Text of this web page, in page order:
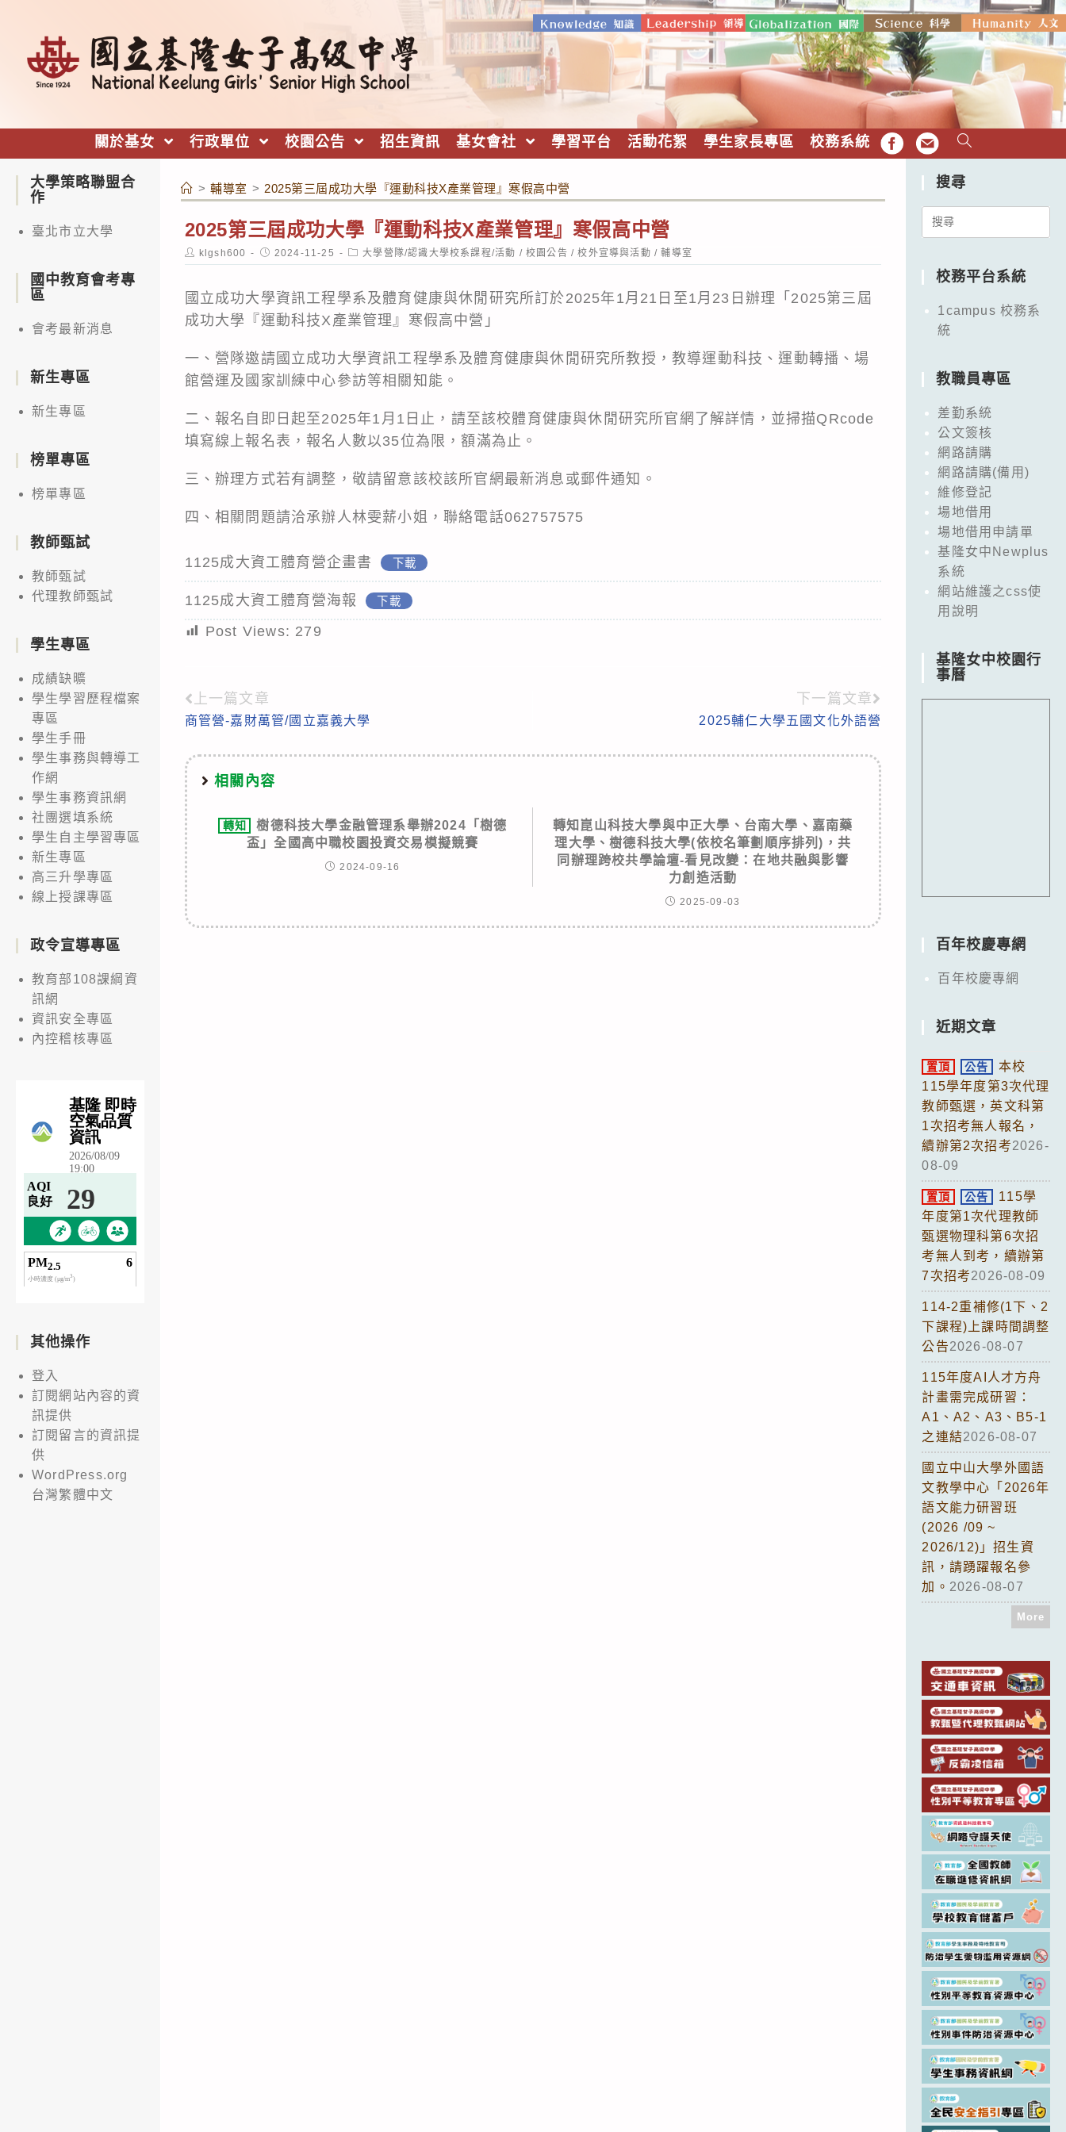
關於基女 行政單位 校園公告 招生資訊 基女會社 學習平台 活動花絮 學生家長專區 校務系統 FB EMAIL
> 輔導室 > 2025第三屆成功大學『運動科技X產業管理』寒假高中營
2025第三屆成功大學『運動科技X產業管理』寒假高中營
Post
author:
klgsh600
Post
published:
2024-11-25
Post
category:
大學營隊/認識大學校系課程/活動 / 校園公告 / 校外宣導與活動 / 輔導室
國立成功大學資訊工程學系及體育健康與休閒研究所訂於2025年1月21日至1月23日辦理「2025第三屆
成功大學『運動科技X產業管理』寒假高中營」
一、營隊邀請國立成功大學資訊工程學系及體育健康與休閒研究所教授，教導運動科技、運動轉播、場
館營運及國家訓練中心參訪等相關知能。
二、報名自即日起至2025年1月1日止，請至該校體育健康與休閒研究所官網了解詳情，並掃描QRcode
填寫線上報名表，報名人數以35位為限，額滿為止。
三、辦理方式若有調整，敬請留意該校該所官網最新消息或郵件通知。
四、相關問題請洽承辦人林雯薪小姐，聯絡電話062757575
1125成大資工體育營企畫書 下載
1125成大資工體育營海報 下載
Post Views: 279
Read
more
articles
上一篇文章
商管營-嘉財萬管/國立嘉義大學
下一篇文章
2025輔仁大學五國文化外語營
相關內容
轉知
樹德科技大學金融管理系舉辦2024「樹德
盃」全國高中職校園投資交易模擬競賽
2024-09-16
轉知崑山科技大學與中正大學、台南大學、嘉南藥
理大學、樹德科技大學(依校名筆劃順序排列)，共
同辦理跨校共學論壇-看見改變：在地共融與影響
力創造活動
2025-09-03
大學策略聯盟合
作
臺北市立大學
國中教育會考專
區
會考最新消息
新生專區
新生專區
榜單專區
榜單專區
教師甄試
教師甄試
代理教師甄試
學生專區
成績缺曠
學生學習歷程檔案
專區
學生手冊
學生事務與轉導工
作網
學生事務資訊網
社團選填系統
學生自主學習專區
新生專區
高三升學專區
線上授課專區
政令宣導專區
教育部108課綱資
訊網
資訊安全專區
內控稽核專區
其他操作
登入
訂閱網站內容的資
訊提供
訂閱留言的資訊提
供
WordPress.org
台灣繁體中文
搜尋
Search
校務平台系統
1campus 校務系
統
教職員專區
差勤系統
公文簽核
網路請購
網路請購(備用)
維修登記
場地借用
場地借用申請單
基隆女中Newplus
系統
網站維護之css使
用說明
基隆女中校園行
事曆
百年校慶專網
百年校慶專網
近期文章
置頂 公告
本校
115學年度第3次代理
教師甄選，英文科第
1次招考無人報名，
續辦第2次招考2026-
08-09
置頂 公告
115學
年度第1次代理教師
甄選物理科第6次招
考無人到考，續辦第
7次招考2026-08-09
114-2重補修(1下、2
下課程)上課時間調整
公告2026-08-07
115年度AI人才方舟
計畫需完成研習：
A1、A2、A3、B5-1
之連結2026-08-07
國立中山大學外國語
文教學中心「2026年
語文能力研習班
(2026 /09 ~
2026/12)」招生資
訊，請踴躍報名參
加。 2026-08-07
More